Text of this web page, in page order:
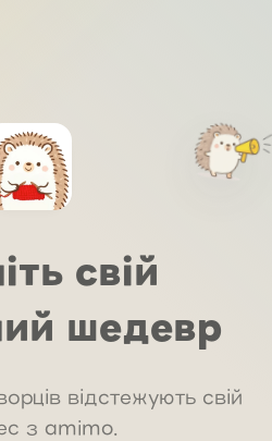
свій
шедевр
відстежують свій
з amimo.